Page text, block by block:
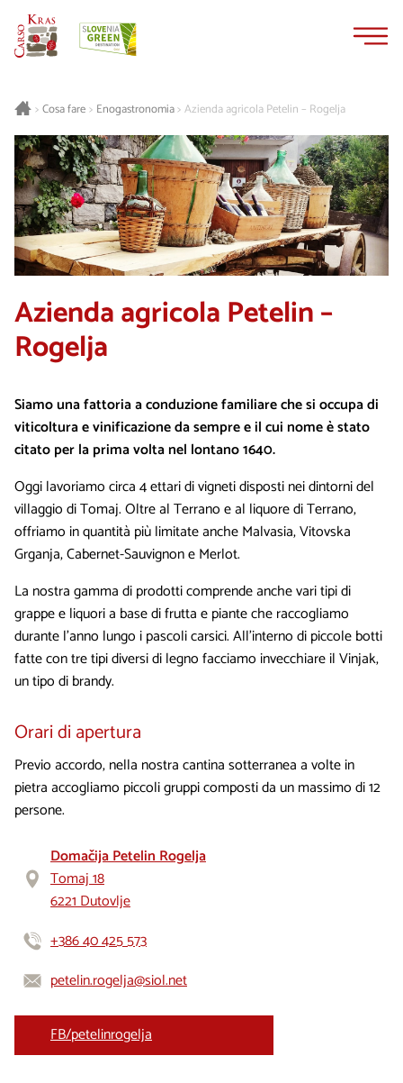
>Cosa fare> Enogastronomia>Azienda agricola Petelin – Rogelja
Azienda agricola Petelin –
Rogelja
Siamo una fattoria a conduzione familiare che si occupa di
viticoltura e vinificazione da sempre e il cui nome è stato
citato per la prima volta nel lontano 1640.
Oggi lavoriamo circa 4 ettari di vigneti disposti nei dintorni del
villaggio di Tomaj. Oltre al Terrano e al liquore di Terrano,
offriamo in quantità più limitate anche Malvasia, Vitovska
Grganja, Cabernet-Sauvignon e Merlot.
La nostra gamma di prodotti comprende anche vari tipi di
grappe e liquori a base di frutta e piante che raccogliamo
durante l'anno lungo i pascoli carsici. All’interno di piccole botti
fatte con tre tipi diversi di legno facciamo invecchiare il Vinjak,
un tipo di brandy.
Orari di apertura
Previo accordo, nella nostra cantina sotterranea a volte in
pietra accogliamo piccoli gruppi composti da un massimo di 12
persone.
Domačija Petelin Rogelja
Tomaj 18
6221 Dutovlje
+386 40 425 573
petelin.rogelja@siol.net
FB/petelinrogelja